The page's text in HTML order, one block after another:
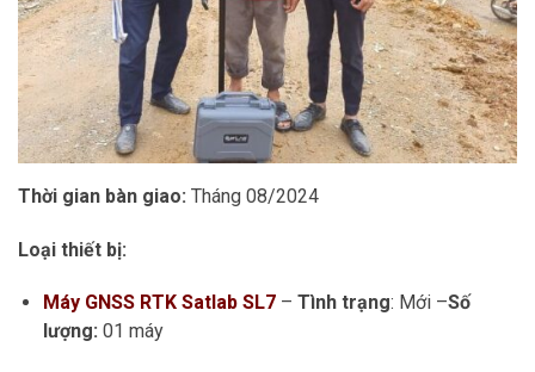
Thời gian bàn giao: Tháng 08/2024
Loại thiết bị:
Máy GNSS RTK Satlab SL7– Tình trạng: Mới –Số
lượng: 01 máy